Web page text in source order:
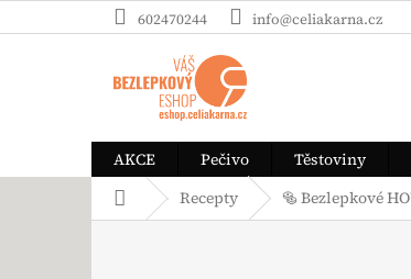
602470244 info@celiakarna.cz
AKCE Pečivo Těstoviny
Domů Recepty 🥯 Bezlepkové